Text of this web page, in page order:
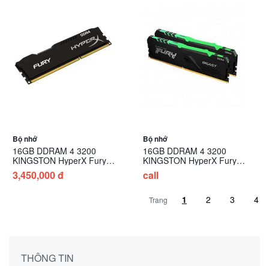
Bộ nhớ
16GB DDRAM 4 3200
KINGSTON HyperX Fury
Beast Black
3,450,000 đ
Bộ nhớ
16GB DDRAM 4 3200
KINGSTON HyperX Fury
Beast RGB (KIT)
call
Trang
THÔNG TIN